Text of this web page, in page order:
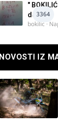
3364
"
delova
bokilic ·
NOVOSTI IZ